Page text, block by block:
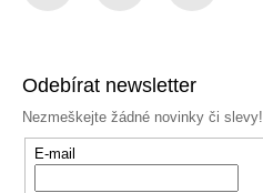
Odebírat newsletter
Nezmeškejte žádné novinky či slevy!
E-mail